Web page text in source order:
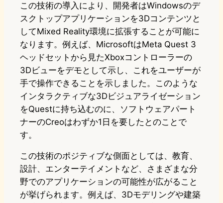
この技術の導入により、開発者はWindowsのデ
スクトップアプリケーションを3Dコンテンツと
してMixed Reality環境に拡張することが可能に
なります。例えば、MicrosoftはMeta Quest 3
ヘッドセットから見たXboxコントローラーの
3Dビューをデモとして示し、これをユーザーが
手で操作できることを示しました。このような
インタラクティブな3Dビジュアライゼーション
をQuestに持ち込むのに、ソフトウェアパート
ナーのCreoはわずか1日を要したとのことで
す。
この技術のポジティブな側面としては、教育、
設計、エンターテイメントなど、さまざまな分
野でのアプリケーションの可能性が広がること
が挙げられます。例えば、3Dモデリングや建築